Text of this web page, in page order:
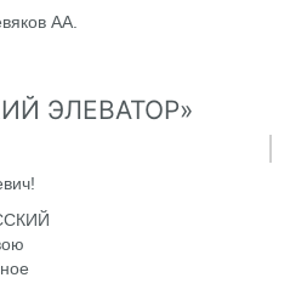
АА.
ЭЛЕВАТОР»